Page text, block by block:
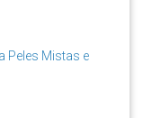
Peles Mistas e